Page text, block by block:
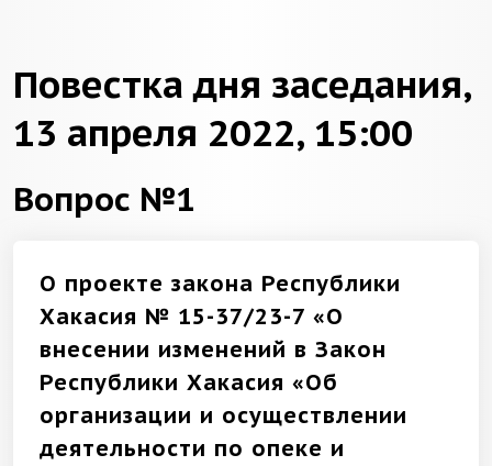
Повестка дня заседания,
13 апреля 2022, 15:00
Вопрос №1
О проекте закона Республики
Хакасия № 15-37/23-7 «О
внесении изменений в Закон
Республики Хакасия «Об
организации и осуществлении
деятельности по опеке и